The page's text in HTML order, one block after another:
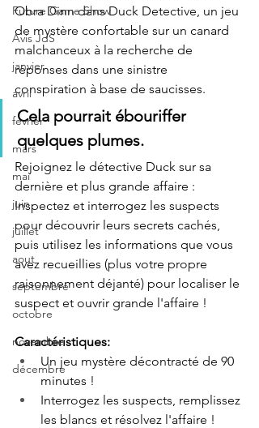
Future Game Show
Avis JdS
janvier
avril
fevrier
mars
mai
juin
juillet
aout
septembre
octobre
novembre
décembre
Obra Dinn dans Duck Detective, un jeu
de mystère confortable sur un canard
malchanceux à la recherche de
réponses dans une sinistre
conspiration à base de saucisses.
Cela pourrait ébouriffer
quelques plumes.
Rejoignez le détective Duck sur sa
dernière et plus grande affaire :
Inspectez et interrogez les suspects
pour découvrir leurs secrets cachés,
puis utilisez les informations que vous
avez recueillies (plus votre propre
raisonnement déjanté) pour localiser le
suspect et ouvrir grande l'affaire !
Caractéristiques:
Un jeu mystère décontracté de 90
minutes !
Interrogez les suspects, remplissez
les blancs et résolvez l'affaire !